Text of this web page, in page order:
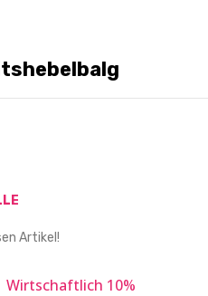
Artikel!
Wirtschaftlich 10%